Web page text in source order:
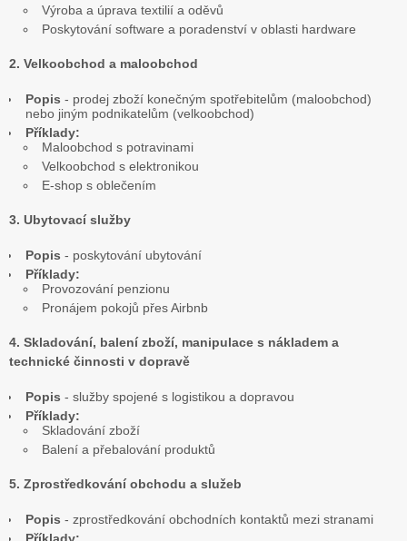
Výroba a úprava textilií a oděvů
Poskytování software a poradenství v oblasti hardware
2. Velkoobchod a maloobchod
Popis - prodej zboží konečným spotřebitelům (maloobchod)
nebo jiným podnikatelům (velkoobchod)
Příklady:
Maloobchod s potravinami
Velkoobchod s elektronikou
E-shop s oblečením
3. Ubytovací služby
Popis - poskytování ubytování
Příklady:
Provozování penzionu
Pronájem pokojů přes Airbnb
4. Skladování, balení zboží, manipulace s nákladem a
technické činnosti v dopravě
Popis - služby spojené s logistikou a dopravou
Příklady:
Skladování zboží
Balení a přebalování produktů
5. Zprostředkování obchodu a služeb
Popis - zprostředkování obchodních kontaktů mezi stranami